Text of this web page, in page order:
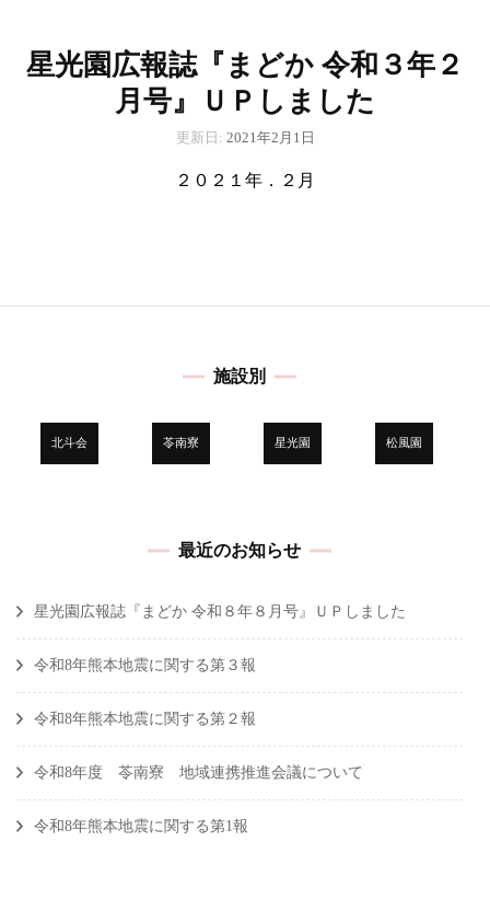
星光園広報誌『まどか 令和３年２
月号』ＵＰしました
更新日: 2021年2月1日
２０２１年．２月
施設別
北斗会 苓南寮 星光園 松風園
最近のお知らせ
星光園広報誌『まどか 令和８年８月号』ＵＰしました
令和8年熊本地震に関する第３報
令和8年熊本地震に関する第２報
令和8年度 苓南寮 地域連携推進会議について
令和8年熊本地震に関する第1報